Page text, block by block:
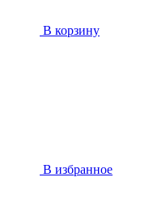
В корзину
В избранное